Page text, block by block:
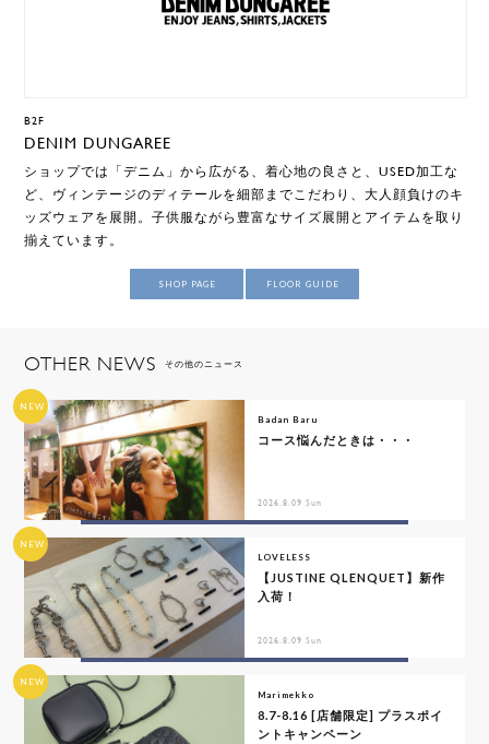
B2F
DENIM DUNGAREE
ショップでは「デニム」から広がる、着心地の良さと、USED加工な
ど、ヴィンテージのディテールを細部までこだわり、大人顔負けのキ
ッズウェアを展開。子供服ながら豊富なサイズ展開とアイテムを取り
揃えています。
SHOP PAGE FLOOR GUIDE
OTHER NEWS その他のニュース
NEW
Badan Baru
コース悩んだときは・・・
2026.8.09 Sun
NEW
LOVELESS
【JUSTINE QLENQUET】新作
入荷！
2026.8.09 Sun
NEW
Marimekko
8.7-8.16 [店舗限定] プラスポイ
ントキャンペーン